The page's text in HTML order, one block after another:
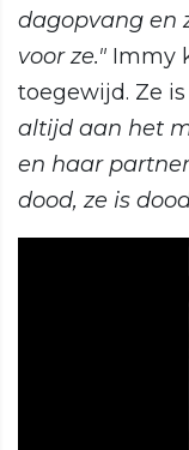
dagopvang en
voor ze." Immy
toegewijd. Ze
altijd aan het
en haar
dood, ze is